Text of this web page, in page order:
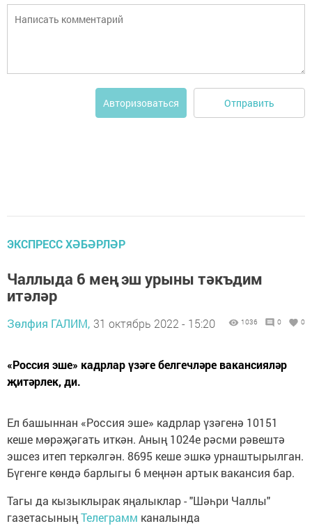
Авторизоваться Отправить
ЭКСПРЕСС ХӘБӘРЛӘР
Чаллыда 6 мең эш урыны тәкъдим
итәләр
Зөлфия ГАЛИМ, 31 октябрь 2022 - 15:20 1036 0 0
«Россия эше» кадрлар үзәге белгечләре вакансияләр
җитәрлек, ди.
Ел башыннан «Россия эше» кадрлар үзәгенә 10151
кеше мөрәҗәгать иткән. Аның 1024е рәсми рәвештә
эшсез итеп теркәлгән. 8695 кеше эшкә урнаштырылган.
Бүгенге көндә барлыгы 6 меңнән артык вакансия бар.
Тагы да кызыклырак яңалыклар - "Шәһри Чаллы"
газетасыныңТелеграмм каналында